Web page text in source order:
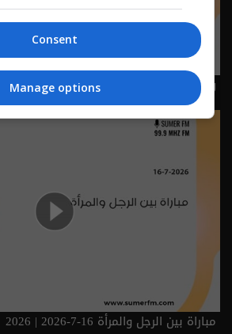
وظيفة غريبة 20-7-2026 | 2026
مباراة بين الرجل والمرأة 16-7-2026 | 2026
Consent
Manage options